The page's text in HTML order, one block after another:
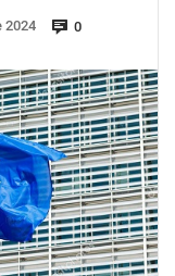
2024 0